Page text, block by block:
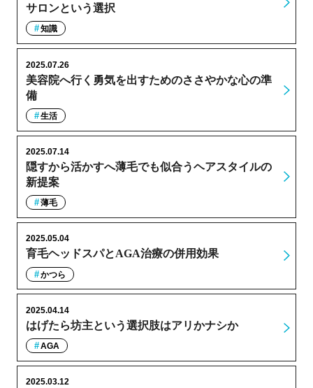
サロンという選択
知識
美容院へ行く勇気を出すためのささやかな心の準
備
2025.07.26
生活
隠すから活かすへ薄毛でも似合うヘアスタイルの
新提案
2025.07.14
薄毛
育毛ヘッドスパとAGA治療の併用効果
2025.05.04
かつら
はげたら坊主という選択肢はアリかナシか
2025.04.14
AGA
2025.03.12